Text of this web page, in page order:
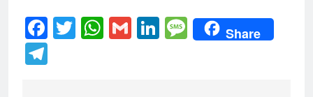
Facebook
Twitter
WhatsApp
GmailLinkedIn
Message
Share